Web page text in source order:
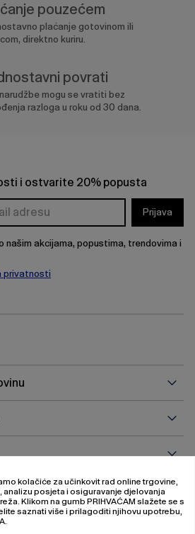
pouzećem
plaćanje gotovinom ili
direktno kuriru.
povrati
mogu se vratiti bez
razloga u roku od 30 dana.
i ostvarite 20% popusta
Prijava
našim akcijama, popustima, trendovima i
privatnosti
O
kolačiće za učinkovit rad online trgovine,
posjeta i osiguravanje djelovanja
Klikom na gumb PRIHVAĆAM slažete se s
saznati više i prilagoditi njihovu upotrebu,
.